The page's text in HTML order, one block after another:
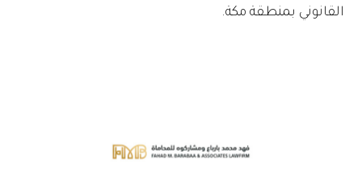
القانوني بمنطقة مكة.